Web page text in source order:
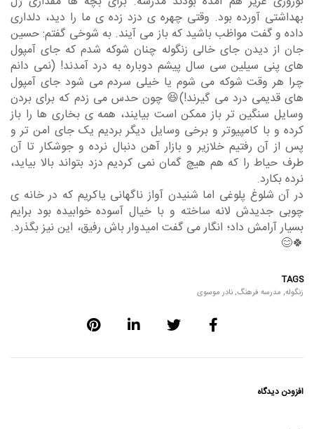
بهداشتی آورده بود. وقتی چهره ی دزد زده ی ما را دید، دلداری
داده و گفت مواظب باشید که باز می آیند. به شوخی گفتم: حسین
جان از دیدن جای خالی زنگوله چنان شوکه شدم که جای آمپول
های پنی سیلین سی سال پیشم دوباره به درد آمدند! (نمی دانم
چرا هر وقت شوکه می شوم یا خیلی سردم می شود جای آمپول
های قدیمی درد می گیرند!)😆 چون حدس می زدم که برای بردن
وسایل سنگین تر باز ممکن است بیایند، همه ی بخاری ها را باز
کرده و با کامپیوتر و برخی وسایل دیگر بردیم یک جای امن تر و
پس از آن رفتیم خلازیر و بازار آهن دنبال نرده و جوشکار تا آن
طرف حیاط را که هم هیچ گمان نمی کردیم دزد بتواند بالا بیاید،
نرده بکارد.
در آن شلوغ پلوغی اما شنیدن آواز ناگهانی یاکریم که در خانه ی
چوبی جدیدش لانه ساخته و با خیال آسوده خوابیده بود برایم
بسیار آرامش داد؛ انگار می گفت امیدوار باش رفیق، این نیز بگذرد.
🍀😊
TAGS
زنگوله, مدرسه فرهنگ,نادر موسوی
افزودن دیدگاه